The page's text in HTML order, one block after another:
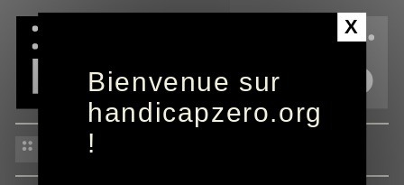
guides enfants
X
Bienvenue sur
handicapzero.org
!